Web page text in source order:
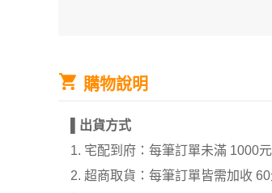
購物說明
出貨方式
1. 宅配到府：每筆訂單未滿 1000
2. 超商取貨：每筆訂單皆需加收